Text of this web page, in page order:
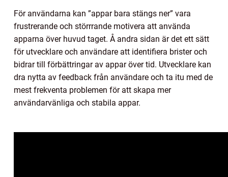
För användarna kan ”appar bara stängs ner” vara
frustrerande och störrrande motivera att använda
apparna över huvud taget. Å andra sidan är det ett sätt
för utvecklare och användare att identifiera brister och
bidrar till förbättringar av appar över tid. Utvecklare kan
dra nytta av feedback från användare och ta itu med de
mest frekventa problemen för att skapa mer
användarvänliga och stabila appar.